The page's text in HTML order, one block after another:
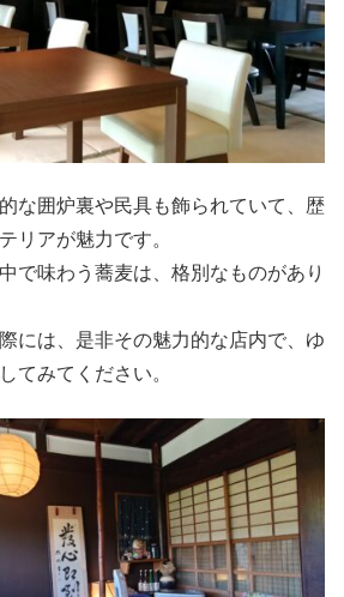
な囲炉裏や民具も飾られていて、歴
リアが魅力です。
で味わう蕎麦は、格別なものがあり
には、是非その魅力的な店内で、ゆ
てみてください。